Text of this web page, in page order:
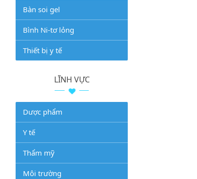
Bàn soi gel
Bình Ni-tơ lỏng
Thiết bị y tế
LĨNH VỰC
Dược phẩm
Y tế
Thẩm mỹ
Môi trường